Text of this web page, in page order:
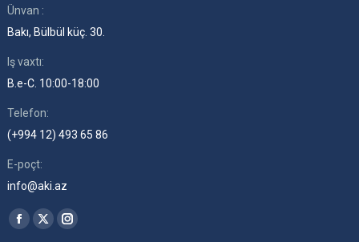
Ünvan :
Bakı, Bülbül küç. 30.
Iş vaxtı:
B.e-C. 10:00-18:00
Telefon:
(+994 12) 493 65 86
E-poçt:
info@aki.az
Find us on:
Facebook
X Instagram